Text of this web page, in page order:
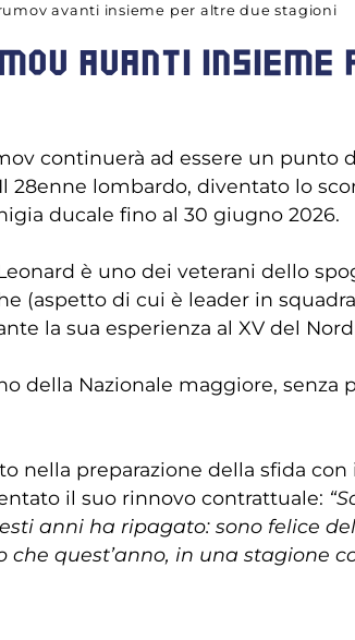
avanti insieme per altre due stagioni
AVANTI INSIEME
continuerà ad essere un punto
lombardo, diventato lo
ducale fino al 30 giugno 2026.
è uno dei veterani dello
(aspetto di cui è leader in
la sua esperienza al XV del
della Nazionale maggiore,
nella preparazione della sfida con
il suo rinnovo contrattuale:
anni ha ripagato: sono felice
quest’anno, in una stagione